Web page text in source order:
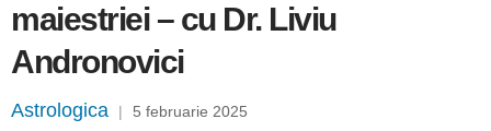
maiestriei – cu Dr. Liviu
Andronovici
Astrologica | 5 februarie 2025